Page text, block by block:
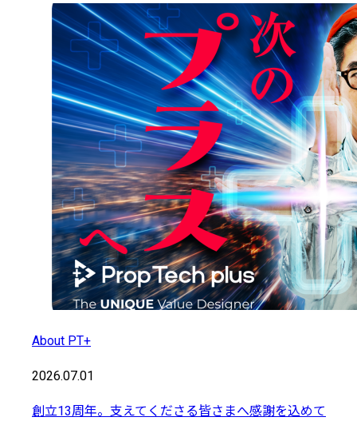
About PT+
2026.07.01
創立13周年。支えてくださる皆さまへ感謝を込めて